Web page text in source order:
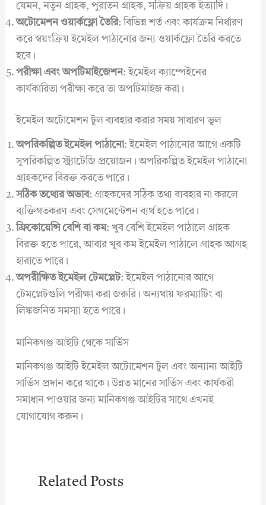
যেমন, নতুন গ্রাহক, পুরাতন গ্রাহক, সক্রিয় গ্রাহক ইত্যাদি।
অটোমেশন ওয়ার্কফ্লো তৈরি: বিভিন্ন শর্ত এবং কার্যক্রম নির্ধারণ
করে স্বয়ংক্রিয় ইমেইল পাঠানোর জন্য ওয়ার্কফ্লো তৈরি করতে
হবে।
পরীক্ষা এবং অপটিমাইজেশন: ইমেইল ক্যাম্পেইনের
কার্যকারিতা পরীক্ষা করে তা অপটিমাইজ করা।
ইমেইল অটোমেশন টুল ব্যবহার করার সময় সাধারণ ভুল
অপরিকল্পিত ইমেইল পাঠানো: ইমেইল পাঠানোর আগে একটি
সুপরিকল্পিত স্ট্র্যাটেজি প্রয়োজন। অপরিকল্পিত ইমেইল পাঠানো
গ্রাহকদের বিরক্ত করতে পারে।
সঠিক তথ্যের অভাব: গ্রাহকদের সঠিক তথ্য ব্যবহার না করলে
ব্যক্তিগতকরণ এবং সেগমেন্টেশন ব্যর্থ হতে পারে।
ফ্রিকোয়েন্সি বেশি বা কম: খুব বেশি ইমেইল পাঠালে গ্রাহক
বিরক্ত হতে পারে, আবার খুব কম ইমেইল পাঠালে গ্রাহক আগ্রহ
হারাতে পারে।
অপরীক্ষিত ইমেইল টেমপ্লেট: ইমেইল পাঠানোর আগে
টেমপ্লেটগুলি পরীক্ষা করা জরুরি। অন্যথায় ফরম্যাটিং বা
লিঙ্কজনিত সমস্যা হতে পারে।
মানিকগঞ্জ আইটি থেকে সার্ভিস
মানিকগঞ্জ আইটি ইমেইল অটোমেশন টুল এবং অন্যান্য আইটি
সার্ভিস প্রদান করে থাকে। উন্নত মানের সার্ভিস এবং কার্যকরী
সমাধান পাওয়ার জন্য মানিকগঞ্জ আইটির সাথে এখনই
যোগাযোগ করুন।
Related Posts